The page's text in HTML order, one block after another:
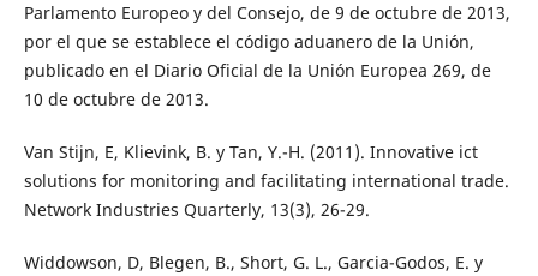
Parlamento Europeo y del Consejo, de 9 de octubre de 2013,
por el que se establece el código aduanero de la Unión,
publicado en el Diario Oficial de la Unión Europea 269, de
10 de octubre de 2013.
Van Stijn, E, Klievink, B. y Tan, Y.-H. (2011). Innovative ict
solutions for monitoring and facilitating international trade.
Network Industries Quarterly, 13(3), 26-29.
Widdowson, D, Blegen, B., Short, G. L., Garcia-Godos, E. y